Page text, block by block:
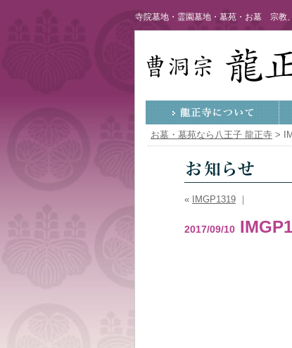
寺院墓地・霊園墓地・墓苑・お墓 宗教
お墓・墓苑なら八王子 龍正寺 >
« IMGP1319
2017/09/10